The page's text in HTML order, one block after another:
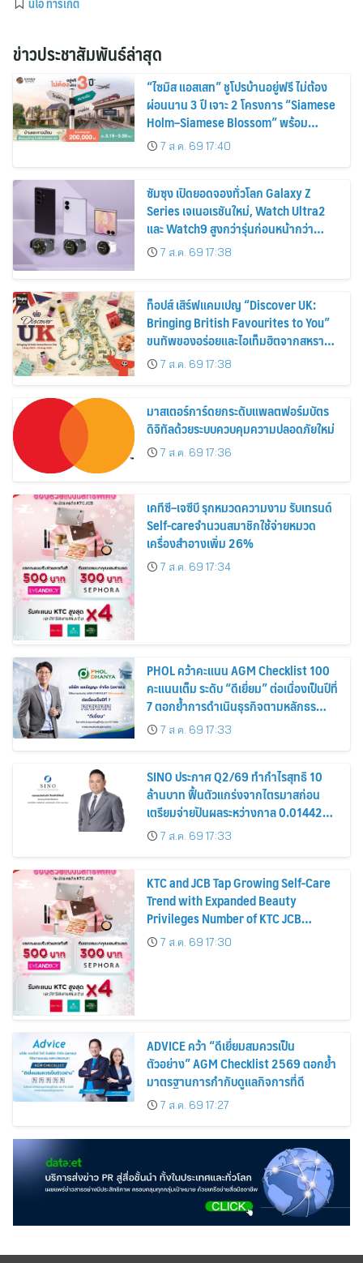
ข่าวประชาสัมพันธ์ล่าสุด
“ไซมิส แอสเสท” ชูโปรบ้านอยู่ฟรี ไม่ต้อง
ผ่อนนาน 3 ปี เจาะ 2 โครงการ “Siamese
Holm–Siamese Blossom” พร้อม
ส่วนลดและสิทธิพิเศษถึง 31 สิงหาคม
2569
7 ส.ค. 69 17:40
ซัมซุง เปิดยอดจองทั่วโลก Galaxy Z
Series เจเนอเรชันใหม่, Watch Ultra2
และ Watch9 สูงกว่ารุ่นก่อนหน้ากว่า
30%7 ส.ค. 69 17:38
ท็อปส์ เสิร์ฟแคมเปญ “Discover UK:
Bringing British Favourites to You”
ขนทัพของอร่อยและไอเท็มฮิตจากสหราช
อาณาจักร ส่งตรงถึงมือตั้งแต่วันนี้ – 18
สิงหาคมนี้
7 ส.ค. 69 17:38
มาสเตอร์การ์ดยกระดับแพลตฟอร์มบัตร
ดิจิทัลด้วยระบบควบคุมความปลอดภัยใหม่
7 ส.ค. 69 17:36
เคทีซี–เจซีบี รุกหมวดความงาม รับเทรนด์
Self-careจำนวนสมาชิกใช้จ่ายหมวด
เครื่องสำอางเพิ่ม 26%
7 ส.ค. 69 17:34
PHOL คว้าคะแนน AGM Checklist 100
คะแนนเต็ม ระดับ “ดีเยี่ยม” ต่อเนื่องเป็นปีที่
7 ตอกย้ำการดำเนินธุรกิจตามหลักธร
รมาภิบาล โปร่งใส สร้างความเชื่อมั่นผู้ถือ
หุ้น
7 ส.ค. 69 17:33
SINO ประกาศ Q2/69 ทำกำไรสุทธิ 10
ล้านบาท ฟื้นตัวแกร่งจากไตรมาสก่อน
เตรียมจ่ายปันผลระหว่างกาล 0.014423
บาทต่อหุ้น ครึ่งปีหลังมุ่งเติบโตต่อเนื่อง
7 ส.ค. 69 17:33
KTC and JCB Tap Growing Self-Care
Trend with Expanded Beauty
Privileges Number of KTC JCB
Cardmembers Spending on
Cosmetics Rises 26%
7 ส.ค. 69 17:30
ADVICE คว้า “ดีเยี่ยมสมควรเป็น
ตัวอย่าง” AGM Checklist 2569 ตอกย้ำ
มาตรฐานการกำกับดูแลกิจการที่ดี
7 ส.ค. 69 17:27